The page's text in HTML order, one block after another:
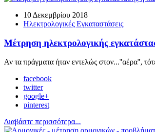
10 Δεκεμβρίου 2018
Ηλεκτρολογικές Εγκαταστάσεις
Μέτρηση ηλεκτρολογικής
Αν τα πράγματα ήταν εντελώς στον...''αέρα'',
facebook
twitter
google+
pinterest
Διαβάστε περισσότερα...